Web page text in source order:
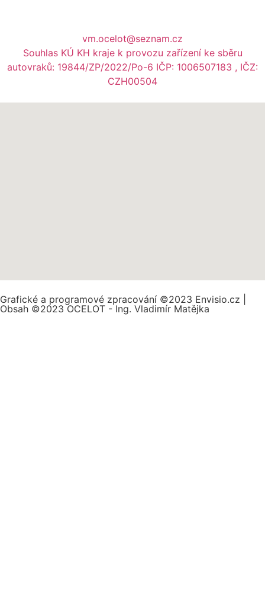
vm.ocelot@seznam.cz
Souhlas KÚ KH kraje k provozu zařízení ke sběru
autovraků: 19844/ZP/2022/Po-6 IČP: 1006507183 , IČZ:
CZH00504
Grafické a programové zpracování ©2023 Envisio.cz |
Obsah ©2023 OCELOT - Ing. Vladimír Matějka